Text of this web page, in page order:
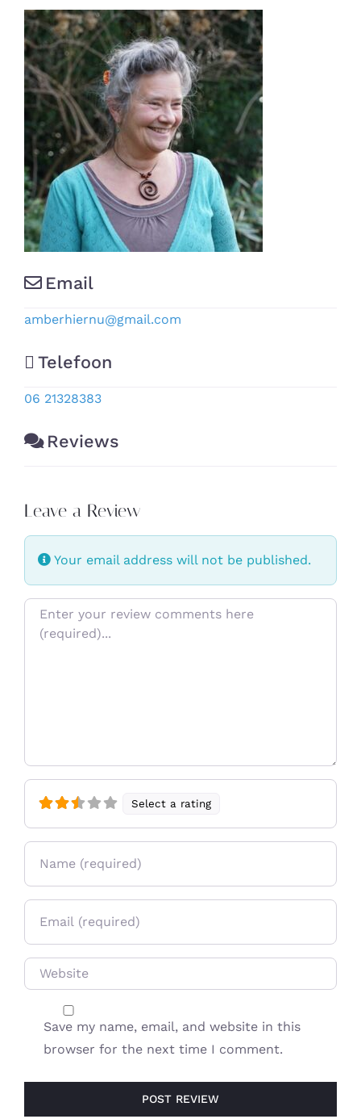
Email
amberhiernu@gmail.com
Telefoon
06 21328383
Reviews
Leave a Review
Your email address will not be published.
Review text
Select a rating
Website
Save my name, email, and website in this
browser for the next time I comment.